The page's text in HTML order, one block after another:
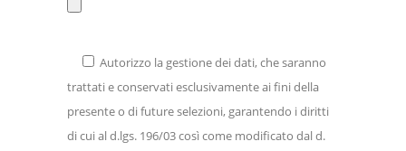
Autorizzo la gestione dei dati, che saranno
trattati e conservati esclusivamente ai fini della
presente o di future selezioni, garantendo i diritti
di cui al d.lgs. 196/03 così come modificato dal d.